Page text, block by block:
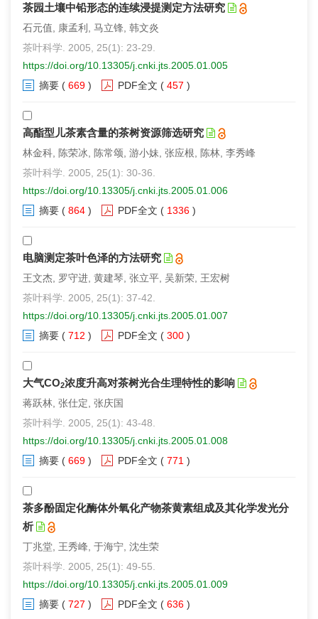
茶园土壤中铅形态的连续浸提测定方法研究
石元值, 康孟利, 马立锋, 韩文炎
茶叶科学. 2005, 25(1): 23-29.
https://doi.org/10.13305/j.cnki.jts.2005.01.005
摘要 ( 669 ) PDF全文 ( 457 )
高酯型儿茶素含量的茶树资源筛选研究
林金科, 陈荣冰, 陈常颂, 游小妹, 张应根, 陈林, 李秀峰
茶叶科学. 2005, 25(1): 30-36.
https://doi.org/10.13305/j.cnki.jts.2005.01.006
摘要 ( 864 ) PDF全文 ( 1336 )
电脑测定茶叶色泽的方法研究
王文杰, 罗守进, 黄建琴, 张立平, 吴新荣, 王宏树
茶叶科学. 2005, 25(1): 37-42.
https://doi.org/10.13305/j.cnki.jts.2005.01.007
摘要 ( 712 ) PDF全文 ( 300 )
大气CO2浓度升高对茶树光合生理特性的影响
蒋跃林, 张仕定, 张庆国
茶叶科学. 2005, 25(1): 43-48.
https://doi.org/10.13305/j.cnki.jts.2005.01.008
摘要 ( 669 ) PDF全文 ( 771 )
茶多酚固定化酶体外氧化产物茶黄素组成及其化学发光分
析
丁兆堂, 王秀峰, 于海宁, 沈生荣
茶叶科学. 2005, 25(1): 49-55.
https://doi.org/10.13305/j.cnki.jts.2005.01.009
摘要 ( 727 ) PDF全文 ( 636 )